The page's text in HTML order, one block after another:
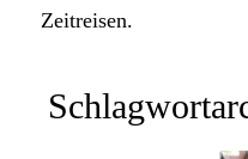
Zeitreisen.